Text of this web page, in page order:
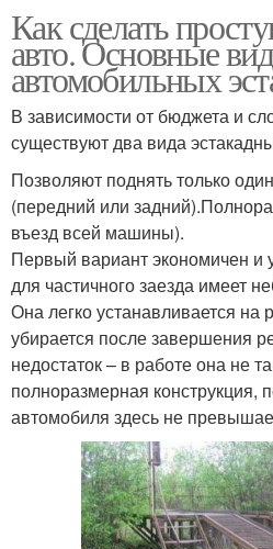
Как сделать
авто. Основные
автомобильных
В зависимости от бюджета и
существуют два вида
Позволяют поднять только
(передний или
въезд всей машины).
Первый вариант экономичен и
для частичного заезда имеет
Она легко устанавливается на
убирается после завершения
недостаток – в работе она не
полноразмерная конструкция,
автомобиля здесь не